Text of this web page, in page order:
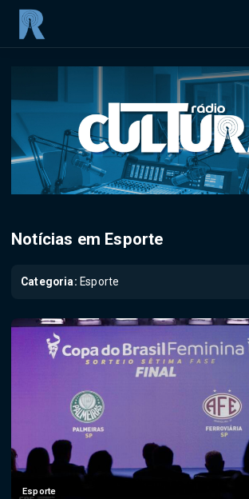
Notícias em Esporte
Categoria: Esporte
Esporte